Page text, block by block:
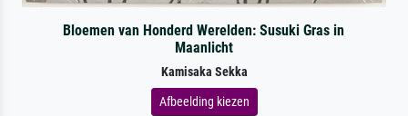
Bloemen van Honderd Werelden: Susuki Gras in
Maanlicht
Kamisaka Sekka
Afbeelding kiezen